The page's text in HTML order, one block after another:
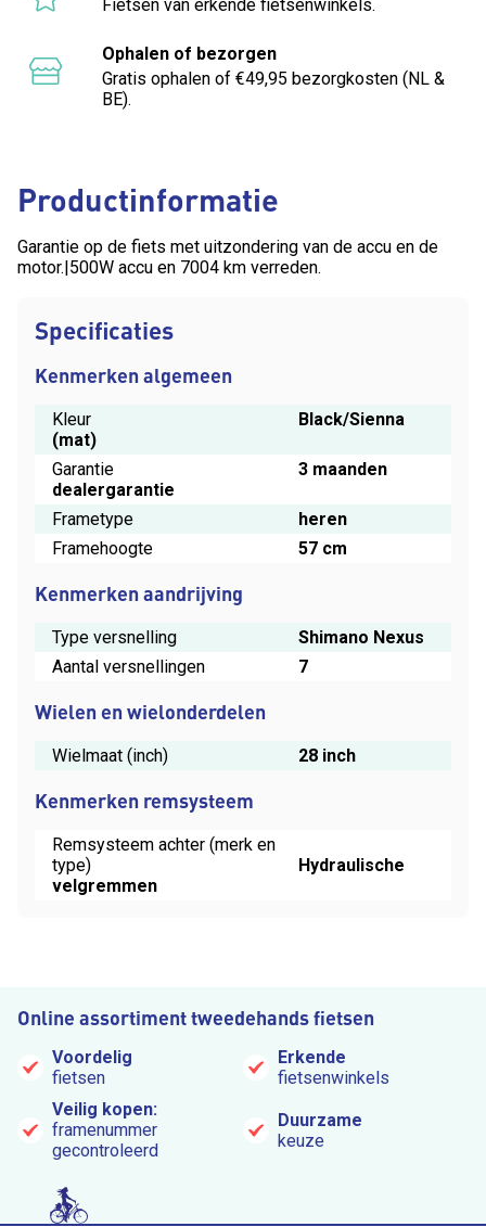
Productinformatie
Garantie op de fiets met uitzondering van de accu en de
motor.|500W accu en 7004 km verreden.
Specificaties
Kenmerken algemeen
Kleur
Black/Sienna
(mat)
Garantie
3 maanden
dealergarantie
Frametype
heren
Framehoogte
57 cm
Kenmerken aandrijving
Type versnelling
Shimano Nexus
Aantal versnellingen
7
Wielen en wielonderdelen
Wielmaat (inch) 28 inch
Kenmerken remsysteem
Remsysteem achter (merk en
type)
Hydraulische
velgremmen
Fietsen van erkende fietsenwinkels.
Ophalen of bezorgen
Gratis ophalen of €49,95 bezorgkosten (NL &
BE).
Online assortiment tweedehands fietsen
Voordelig
fietsen
Erkende
fietsenwinkels
Veilig kopen:
framenummer
gecontroleerd
Duurzame
keuze